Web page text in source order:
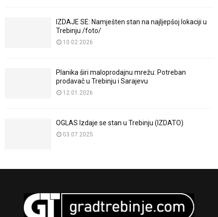
IZDAJE SE: Namješten stan na najljepšoj lokaciji u
Trebinju /foto/
10.02.2026
Planika širi maloprodajnu mrežu: Potreban
prodavač u Trebinju i Sarajevu
12.01.2026
OGLAS Izdaje se stan u Trebinju (IZDATO)
03.07.2025